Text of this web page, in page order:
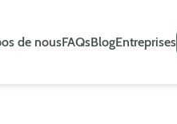
de nousFAQsBlogEntreprises